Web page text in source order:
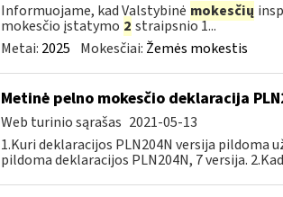
Informuojame, kad Valstybinė mokesčių
mokesčio įstatymo 2 straipsnio 1...
Metai: 2025 Mokesčiai: Žemės mokestis
Metinė pelno mokesčio deklaracija
Web turinio sąrašas 2021-05-13
1.Kuri deklaracijos PLN204N versija
pildoma deklaracijos PLN204N, 7 versija.